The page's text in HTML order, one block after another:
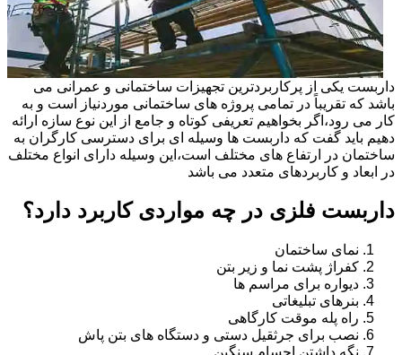
داربست یکی از پرکاربردترین تجهیزات ساختمانی و عمرانی می
باشد که تقریباً در تمامی پروژه های ساختمانی موردنیاز است و به
کار می رود،اگر بخواهیم تعریفی کوتاه و جامع از این نوع سازه ارائه
دهیم باید گفت که داربست ها وسیله ای برای دسترسی کارگران به
ساختمان در ارتفاع های مختلف است،این وسیله دارای انواع مختلف
در ابعاد و کاربردهای متعدد می باشد
داربست فلزی در چه مواردی کاربرد دارد؟
نمای ساختمان
کفراژ پشت نما و زیر بتن
دیواره برای مراسم ها
بنرهای تبلیغاتی
راه پله موقت کارگاهی
نصب برای جرثقیل دستی و دستگاه های بتن پاش
نگه داشتن اجسام سنگین